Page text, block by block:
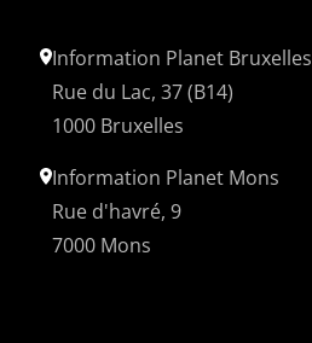
Information Planet Bruxelles
Rue du Lac, 37 (B14)
1000 Bruxelles
Information Planet Mons
Rue d'havré, 9
7000 Mons